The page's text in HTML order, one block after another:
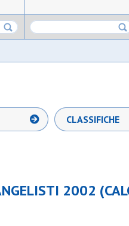
CLASSIFICHE
2002